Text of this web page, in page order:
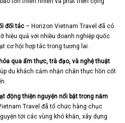
đối tác – Horizon Vietnam Travel đã có
hiệu quả với nhiều doanh nghiệp quốc
cơ hội hợp tác trong tương lai.
qua ẩm thực, trà đạo, và nghệ thuật
du khách cảm nhận chân thực hồn cốt
động thiện nguyện nổi bật trong năm
Travel đã tổ chức hàng chục
tới các vùng khó khăn, xây dựng